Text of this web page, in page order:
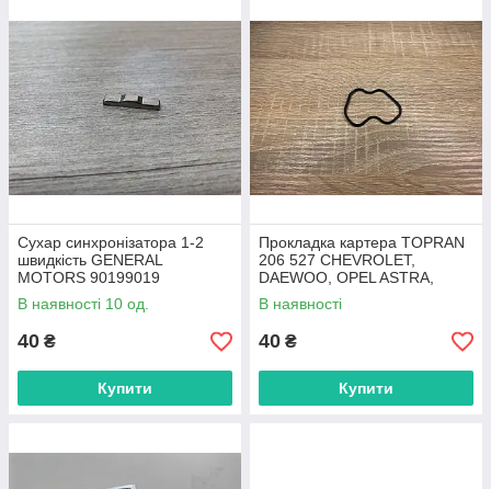
Сухар синхронізатора 1-2
швидкість GENERAL
MOTORS 90199019
DAEWOO
В наявності 10 од.
40 ₴
Купити
Прокладка картера TOPRAN
206 527 CHEVROLET,
DAEWOO, OPEL ASTRA,
VECTRA 1.8-2.4
В наявності
40 ₴
Купити